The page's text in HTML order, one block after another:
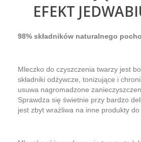
EFEKT
98% składników naturalnego
Mleczko do czyszczenia twarzy jest
składniki odżywcze, tonizujące i
usuwa nagromadzone
Sprawdza się świetnie przy bardzo
jest zbyt wrażliwa na inne produkty do